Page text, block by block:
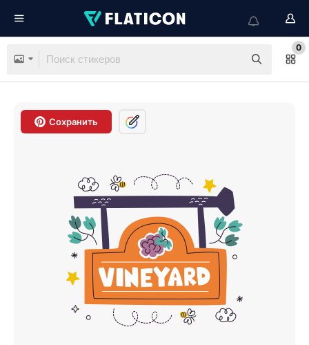
0
Сохранить